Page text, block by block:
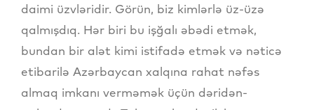
daimi üzvləridir. Görün, biz kimlərlə üz-üzə
qalmışdıq. Hər biri bu işğalı əbədi etmək,
bundan bir alət kimi istifadə etmək və nəticə
etibarilə Azərbaycan xalqına rahat nəfəs
almaq imkanı verməmək üçün dəridən-